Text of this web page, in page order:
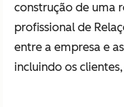
construção de uma
profissional de
entre a empresa e
incluindo os